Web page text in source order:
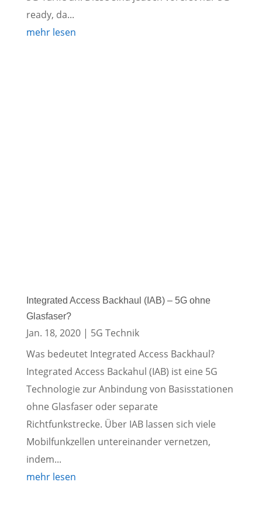
ready, da...
mehr lesen
Integrated Access Backhaul (IAB) – 5G ohne
Glasfaser?
Jan. 18, 2020| 5G Technik
Was bedeutet Integrated Access Backhaul?
Integrated Access Backahul (IAB) ist eine 5G
Technologie zur Anbindung von Basisstationen
ohne Glasfaser oder separate
Richtfunkstrecke. Über IAB lassen sich viele
Mobilfunkzellen untereinander vernetzen,
indem...
mehr lesen